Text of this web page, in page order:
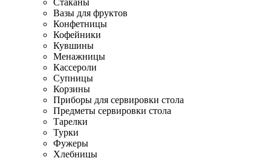
Стаканы
Вазы для фруктов
Конфетницы
Кофейники
Кувшины
Менажницы
Кассероли
Супницы
Корзины
Приборы для сервировки стола
Предметы сервировки стола
Тарелки
Турки
Фужеры
Хлебницы